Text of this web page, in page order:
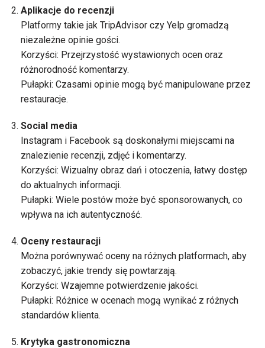
Aplikacje do recenzji
Platformy takie jak TripAdvisor czy Yelp gromadzą
niezależne opinie gości.
Korzyści: Przejrzystość wystawionych ocen oraz
różnorodność komentarzy.
Pułapki: Czasami opinie mogą być manipulowane przez
restauracje.
Social media
Instagram i Facebook są doskonałymi miejscami na
znalezienie recenzji, zdjęć i komentarzy.
Korzyści: Wizualny obraz dań i otoczenia, łatwy dostęp
do aktualnych informacji.
Pułapki: Wiele postów może być sponsorowanych, co
wpływa na ich autentyczność.
Oceny restauracji
Można porównywać oceny na różnych platformach, aby
zobaczyć, jakie trendy się powtarzają.
Korzyści: Wzajemne potwierdzenie jakości.
Pułapki: Różnice w ocenach mogą wynikać z różnych
standardów klienta.
Krytyka gastronomiczna